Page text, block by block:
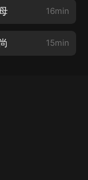
16min
15min